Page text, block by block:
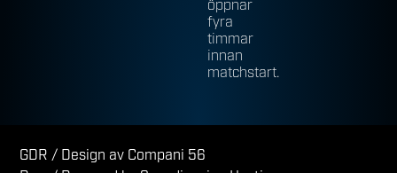
öppnar
fyra
timmar
innan
matchstart.
GDR / Design av Compani 56